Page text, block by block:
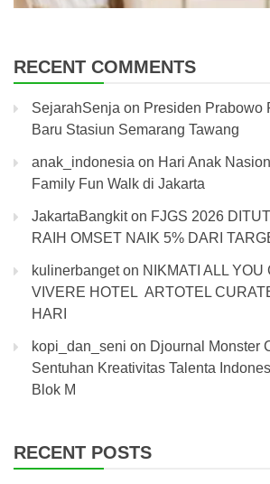
RECENT COMMENTS
SejarahSenja on Presiden Prabowo
Baru Stasiun Semarang Tawang
anak_indonesia on Hari Anak
Family Fun Walk di Jakarta
JakartaBangkiton FJGS 2026
RAIH OMSET NAIK 5% DARI
kulinerbangeton NIKMATI ALL YOU
VIVERE HOTEL ARTOTEL
HARI
kopi_dan_seni on Djournal Monster
Sentuhan Kreativitas Talenta
Blok M
RECENT POSTS